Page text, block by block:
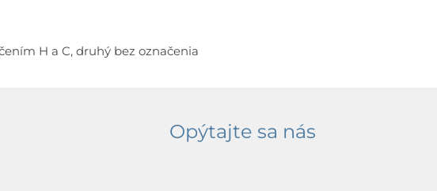
H a C, druhý bez označenia
Opýtajte sa nás